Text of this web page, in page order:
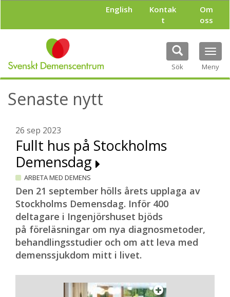
l
English
Kontak
t
Om
oss
Sök Meny
Senaste nytt
26 sep 2023
Fullt hus på Stockholms
Demensdag
ARBETA MED DEMENS
Den 21 september hölls årets upplaga av
Stockholms Demensdag. Inför 400
deltagare i Ingenjörshuset bjöds
på föreläsningar om nya diagnosmetoder,
behandlingsstudier och om att leva med
demenssjukdom mitt i livet.